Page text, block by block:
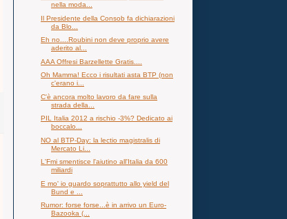
nella moda...
Il Presidente della Consob fa dichiarazioni
da Blo...
Eh no....Roubini non deve proprio avere
aderito al...
AAA Offresi Barzellette Gratis....
Oh Mamma! Ecco i risultati asta BTP (non
c'erano i...
C'è ancora molto lavoro da fare sulla
strada della...
PIL Italia 2012 a rischio -3%? Dedicato ai
boccalo...
NO al BTP-Day: la lectio magistralis di
Mercato Li...
L'Fmi smentisce l'aiutino all'Italia da 600
miliardi
E mo' io guardo soprattutto allo yield del
Bund e ...
Rumor: forse forse...è in arrivo un Euro-
Bazooka (...